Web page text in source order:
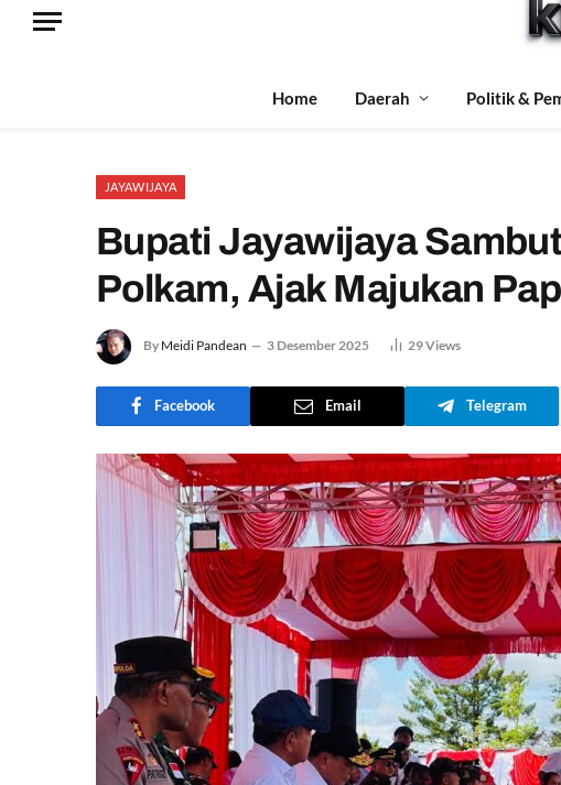
Home Daerah Politik &
JAYAWIJAYA
Bupati Jayawijaya
Polkam, Ajak Majukan
By Meidi Pandean 3 Desember 2025 29Views
Facebook Email Telegram